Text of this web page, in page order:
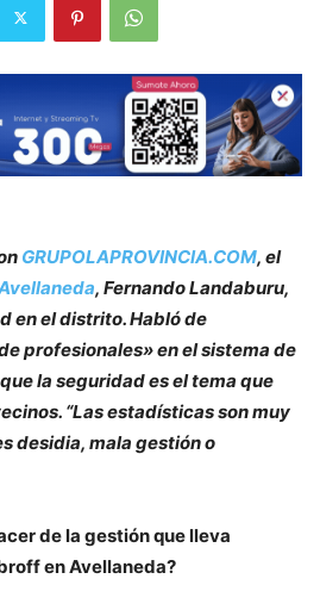
GRUPOLAPROVINCIA.COM, el
, Fernando Landaburu,
en el distrito. Habló de
profesionales» en el sistema de
la seguridad es el tema que
“Las estadísticas son muy
desidia, mala gestión o
de la gestión que lleva
en Avellaneda?